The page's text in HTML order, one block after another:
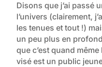
Disons que j’ai passé
l’univers (clairement,
les tenues et tout !)
un peu plus en
que c’est quand
visé est un public